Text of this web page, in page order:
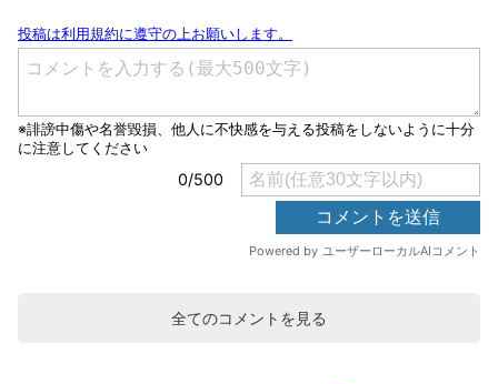
全てのコメントを見る